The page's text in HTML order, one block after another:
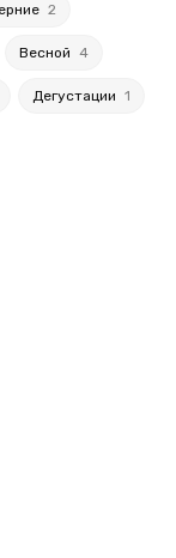
2
Весной 4
Дегустации 1